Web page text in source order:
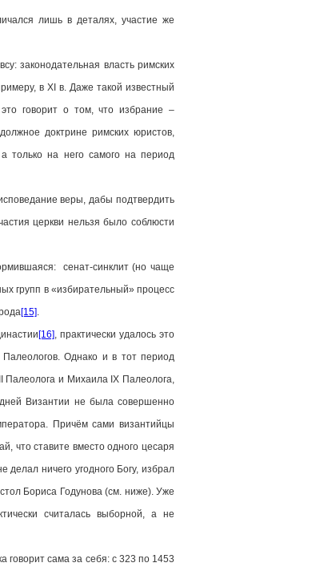
лишь в деталях, участие же
законодательная власть римских
в XI в. Даже такой известный
говорит о том, что избрание –
доктрине римских юристов,
только на него самого на период
веры, дабы подтвердить
церкви нельзя было соблюсти
сенат-синклит (но чаще
групп в «избирательный» процесс
[15].
[16], практически удалось это
Однако и в тот период
Палеолога и Михаила IX Палеолога,
Византии не была совершенно
Причём сами византийцы
что ставите вместо одного цесаря
ничего угодного Богу, избрал
Бориса Годунова (см. ниже). Уже
считалась выборной, а не
сама за себя: с 323 по 1453